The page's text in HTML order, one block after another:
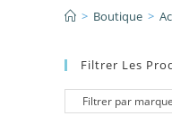
> Boutique >
Filtrer Les